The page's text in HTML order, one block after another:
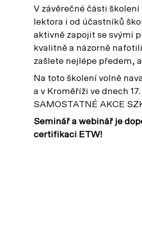
V závěrečné části
lektora i od účastníků
aktivně zapojit se svými
kvalitně a názorně
zašlete nejlépe předem,
Na toto školení volně
a v Kroměříži ve dnech
SAMOSTATNÉ AKCE
Seminář a webinář je
certifikaci ETW!